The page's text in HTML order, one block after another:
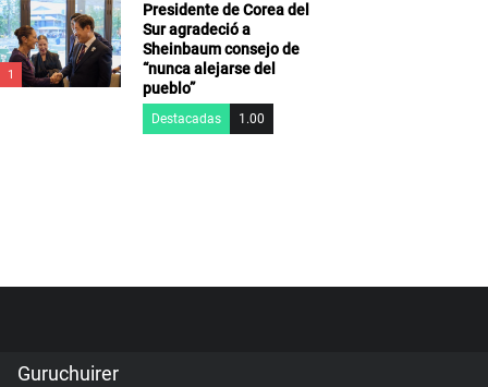
1
Presidente de Corea del
Sur agradeció a
Sheinbaum consejo de
“nunca alejarse del
pueblo”
Destacadas 1.00
Guruchuirer